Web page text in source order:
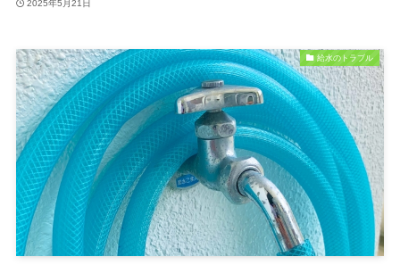
2025年5月21日
給水のトラブル